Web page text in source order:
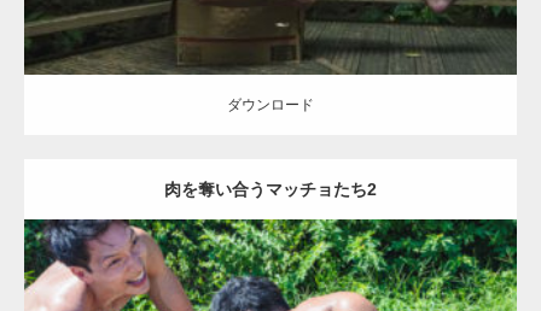
ダウンロード
肉を奪い合うマッチョたち2